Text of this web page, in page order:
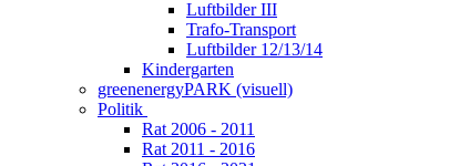
Luftbilder III
Trafo-Transport
Luftbilder 12/13/14
Kindergarten
greenenergyPARK (visuell)
Politik
Rat 2006 - 2011
Rat 2011 - 2016